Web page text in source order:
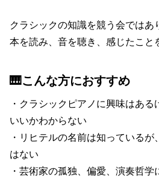
クラシックの知識を競う会ではあ
本を読み、音を聴き、感じたこと
🎹こんな方におすすめ
・クラシックピアノに興味はあ
いいかわからない
・リヒテルの名前は知っている
はない
・芸術家の孤独、偏愛、演奏哲学